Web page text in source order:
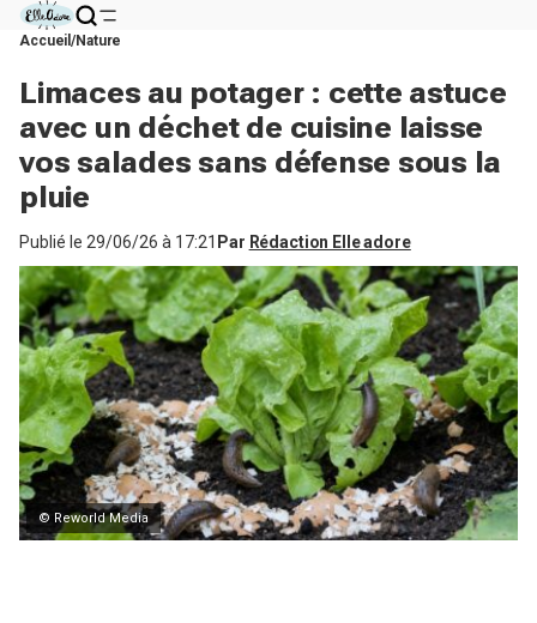
Accueil Nature
Limaces au potager : cette astuce
avec un déchet de cuisine laisse
vos salades sans défense sous la
pluie
Publié le 29/06/26 à 17:21 Par Rédaction Elle adore
© Reworld Media